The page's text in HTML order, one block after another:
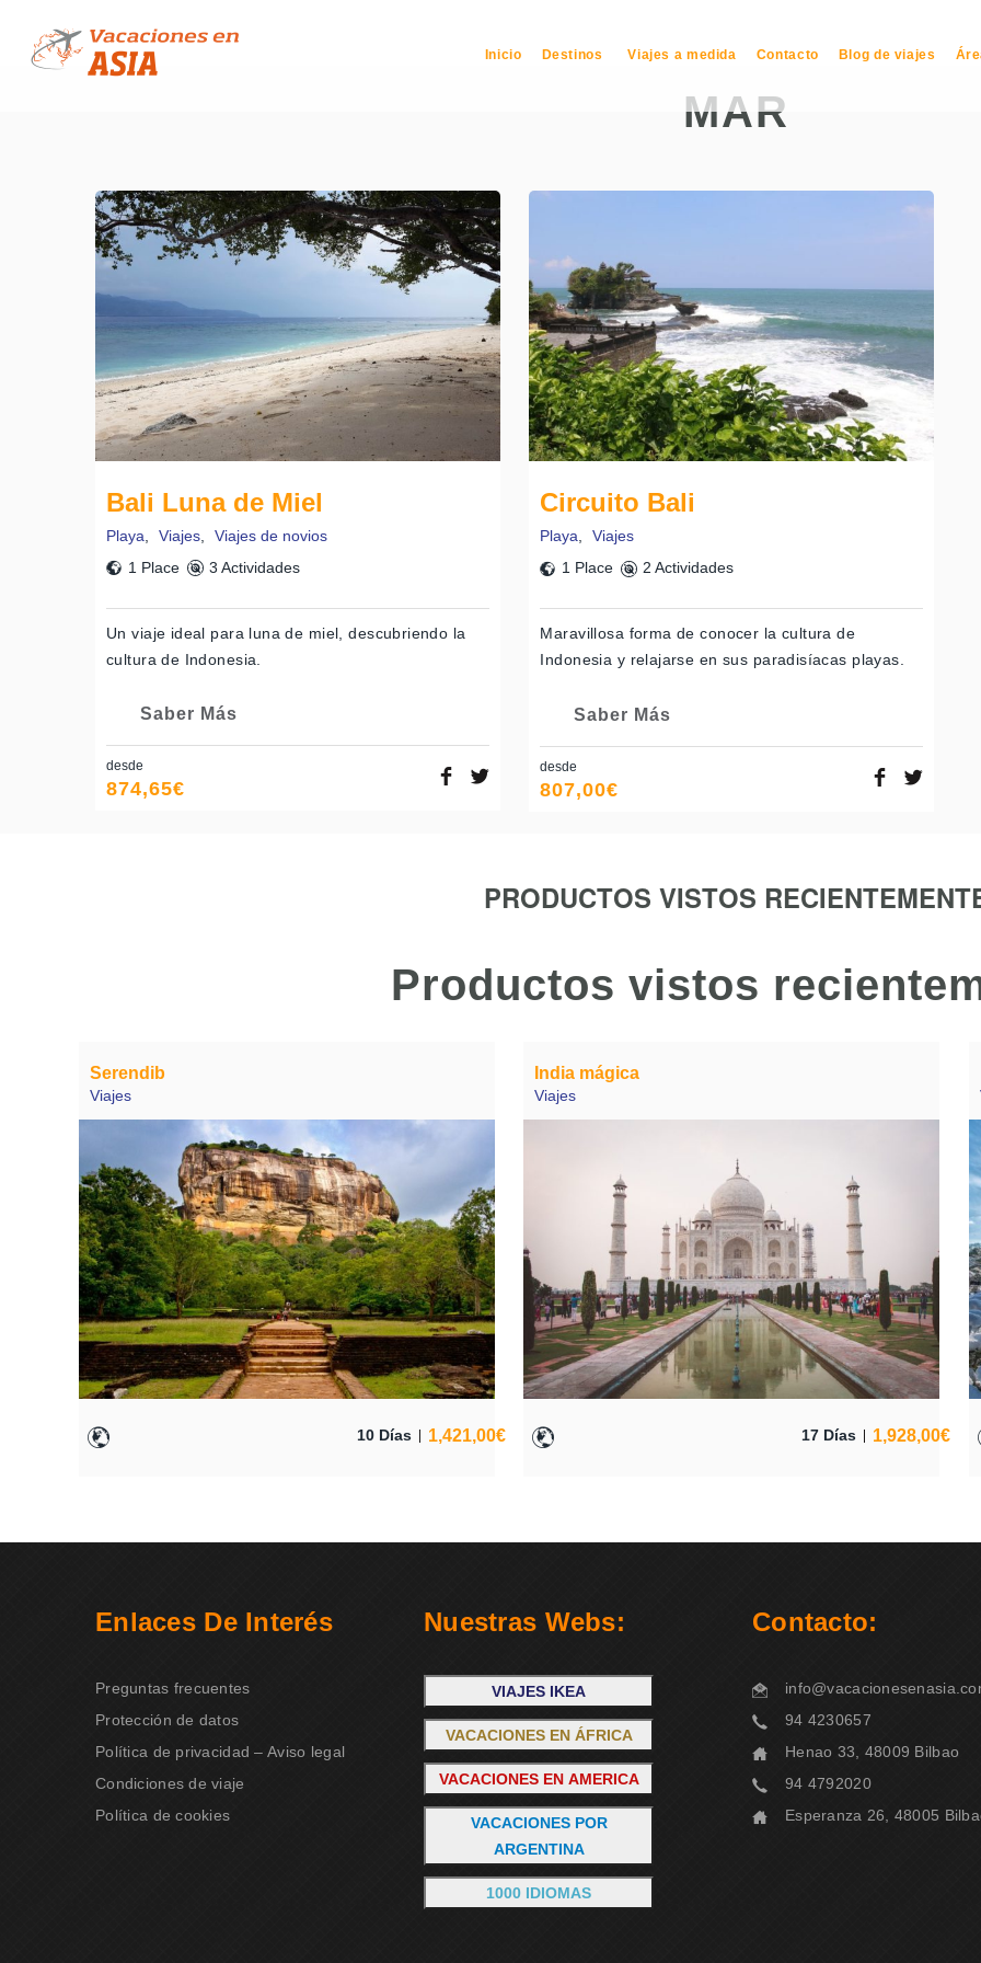
Inicio Destinos Viajes a medida Contacto Blog de viajes
MAR
Bali Luna de Miel
Playa Viajes
Viajes de novios
1 Place
3 Actividades
Un viaje ideal para luna de miel, descubriendo la
cultura de Indonesia.
Saber Más
desde
874,65€
Circuito Bali
Playa,
Viajes
1 Place
2 Actividades
Maravillosa forma de conocer la cultura de
Indonesia y relajarse en sus paradisíacas playas.
Saber Más
desde
807,00€
PRODUCTOS VISTOS
Productos vistos
Serendib
Viajes
10 Días 1,421,00€
India mágica
Viajes
17 Días 1,928,00€
Enlaces De Interés
Preguntas frecuentes
Protección de datos
Política de privacidad – Aviso legal
Condiciones de viaje
Política de cookies
Nuestras Webs:
VIAJES IKEA
VACACIONES EN ÁFRICA
VACACIONES EN AMERICA
VACACIONES POR
ARGENTINA
1000 IDIOMAS
Contacto:
94 4230657
Henao 33, 48009 Bilbao
94 4792020
Esperanza 26, 48005